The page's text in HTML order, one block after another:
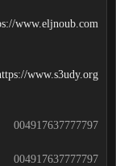
www.eljnoub.com
www.s3udy.org
004917637777797
004917637777797